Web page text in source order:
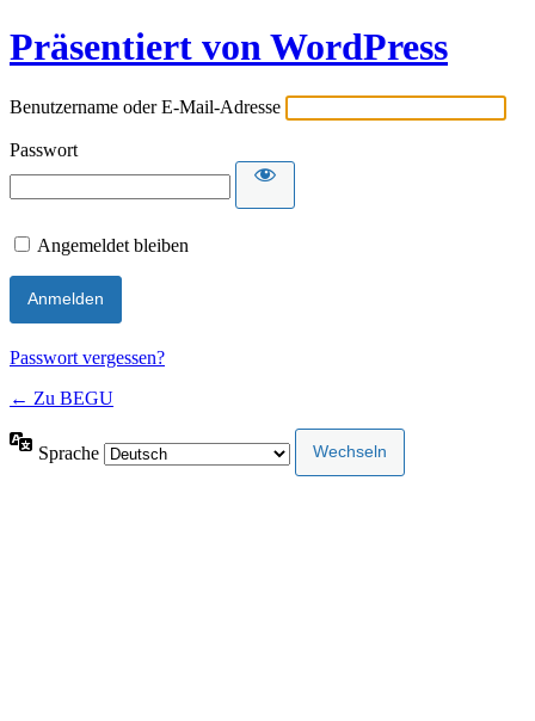
Präsentiert von WordPress
Benutzername oder E-Mail-Adresse
Passwort
Angemeldet bleiben
Passwort vergessen?
← Zu BEGU
Sprache